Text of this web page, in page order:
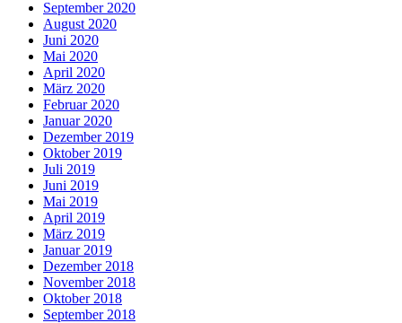
September 2020
August 2020
Juni 2020
Mai 2020
April 2020
März 2020
Februar 2020
Januar 2020
Dezember 2019
Oktober 2019
Juli 2019
Juni 2019
Mai 2019
April 2019
März 2019
Januar 2019
Dezember 2018
November 2018
Oktober 2018
September 2018